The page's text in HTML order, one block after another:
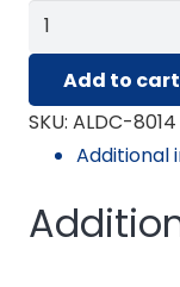
ALDC-
8014
NAVE
BAÑO
LIVIANA
Add to cart
SKU: ALDC-8014
Additional